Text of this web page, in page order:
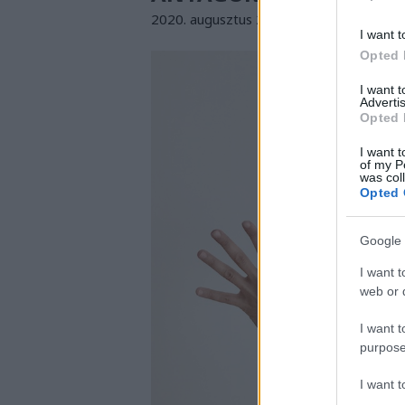
I want
Opted
I want
Opted
I want
of my
was
Opted
Google
I want
web or
I want
I want
2020. augusztus 24. 18:29